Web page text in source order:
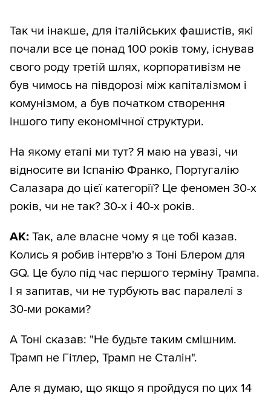
Так чи інакше, для італійських фашистів, які
почали все це понад 100 років тому, існував
свого роду третій шлях, корпоративізм не
був чимось на півдорозі між капіталізмом і
комунізмом, а був початком створення
іншого типу економічної структури.
На якому етапі ми тут? Я маю на увазі, чи
відносите ви Іспанію Франко, Португалію
Салазара до цієї категорії? Це феномен 30-х
років, чи не так? 30-х і 40-х років.
АК: Так, але власне чому я це тобі казав.
Колись я робив інтерв'ю з Тоні Блером для
GQ. Це було під час першого терміну Трампа.
І я запитав, чи не турбують вас паралелі з
30-ми роками?
А Тоні сказав: "Не будьте таким смішним.
Трамп не Гітлер, Трамп не Сталін".
Але я думаю, що якщо я пройдуся по цих 14